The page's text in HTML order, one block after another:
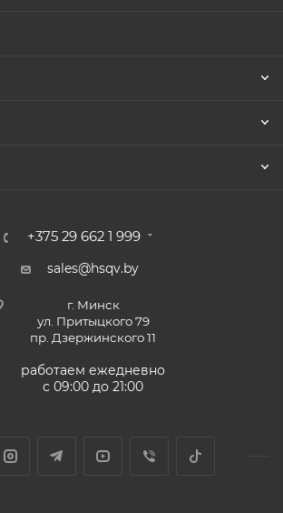
+375 29 662 1 999
sales@hsqv.by
г. Минск
ул. Притыцкого 79
пр. Дзержинского 11
работаем ежедневно
с 09:00 до 21:00